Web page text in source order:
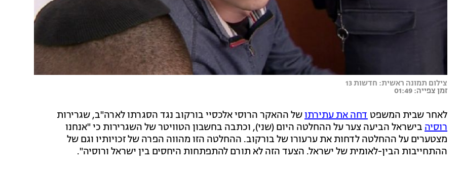
צילום תמונה ראשית: חדשות 13
זמן צפייה: 01:49
לאחר שבית המשפט דחה את עתירתושל ההאקר הרוסי אלכסיי בורקוב נגד הסגרתו לארה"ב, שגרירות
רוסיה בישראל הביעה צער על ההחלטה היום (שני), וכתבה בחשבון הטוויטר של השגרירות כי "אנחנו
מצטערים על ההחלטה לדחות את ערעורו של בורקוב. ההחלטה הזו מהווה הפרה של זכויותיו וגם של
ההתחייבות הבין-לאומית של ישראל. הצעד הזה לא תורם להתפתחות היחסים בין ישראל ורוסיה".